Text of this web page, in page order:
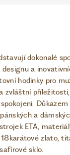
dokonalé
a
hodinky pro
zvláštní
a
ETA,
zlato,
sklo.